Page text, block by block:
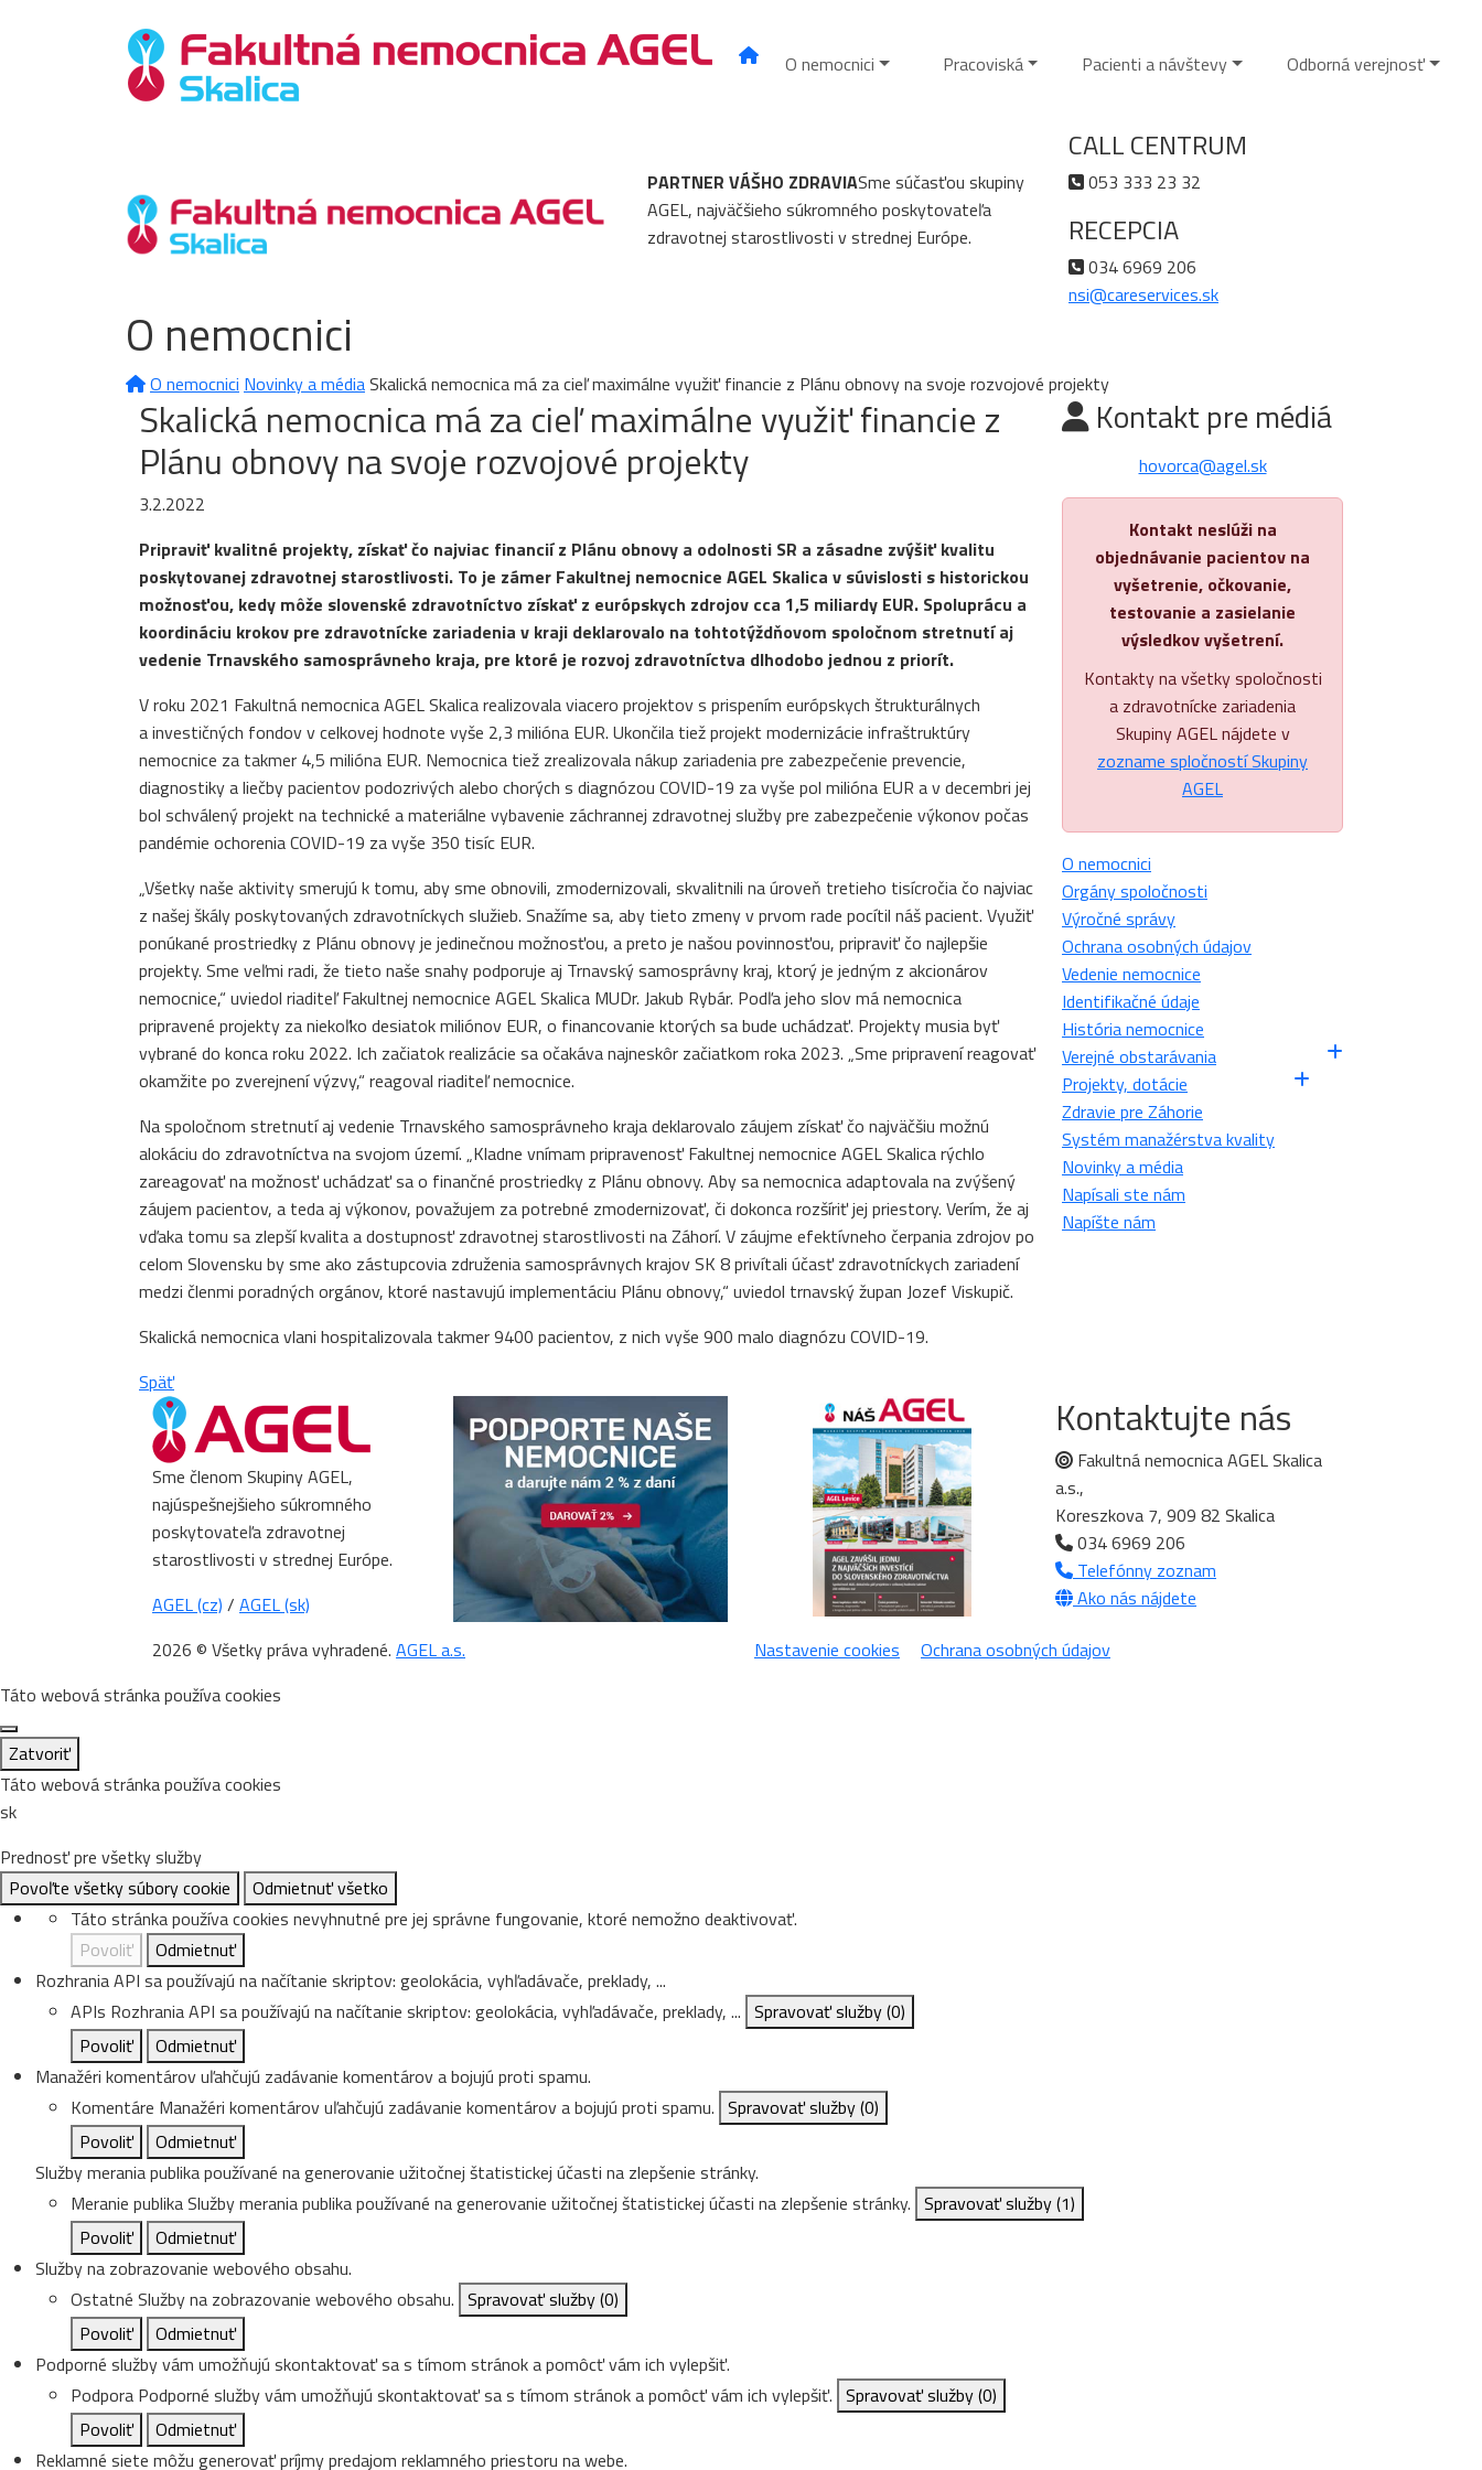
O nemocnici Pracoviská Pacienti a návštevy Odborná verejnosť
PARTNER VÁŠHO ZDRAVIASme súčasťou skupiny
AGEL, najväčšieho súkromného poskytovateľa
zdravotnej starostlivosti v strednej Európe.
CALL CENTRUM
053 333 23 32
RECEPCIA
034 6969 206
nsi@careservices.sk
O nemocnici
O nemocnici Novinky a médiaSkalická nemocnica má za cieľ maximálne využiť financie z Plánu obnovy na svoje rozvojové projekty
Skalická nemocnica má za cieľ maximálne využiť financie z
Plánu obnovy na svoje rozvojové projekty
3.2.2022
Pripraviť kvalitné projekty, získať čo najviac financií z Plánu obnovy a odolnosti SR a zásadne zvýšiť kvalitu
poskytovanej zdravotnej starostlivosti. To je zámer Fakultnej nemocnice AGEL Skalica v súvislosti s historickou
možnosťou, kedy môže slovenské zdravotníctvo získať z európskych zdrojov cca 1,5 miliardy EUR. Spoluprácu a
koordináciu krokov pre zdravotnícke zariadenia v kraji deklarovalo na tohtotýždňovom spoločnom stretnutí aj
vedenie Trnavského samosprávneho kraja, pre ktoré je rozvoj zdravotníctva dlhodobo jednou z priorít.
V roku 2021 Fakultná nemocnica AGEL Skalica realizovala viacero projektov s prispením európskych štrukturálnych
a investičných fondov v celkovej hodnote vyše 2,3 milióna EUR. Ukončila tiež projekt modernizácie infraštruktúry
nemocnice za takmer 4,5 milióna EUR. Nemocnica tiež zrealizovala nákup zariadenia pre zabezpečenie prevencie,
diagnostiky a liečby pacientov podozrivých alebo chorých s diagnózou COVID-19 za vyše pol milióna EUR a v decembri jej
bol schválený projekt na technické a materiálne vybavenie záchrannej zdravotnej služby pre zabezpečenie výkonov počas
pandémie ochorenia COVID-19 za vyše 350 tisíc EUR.
„Všetky naše aktivity smerujú k tomu, aby sme obnovili, zmodernizovali, skvalitnili na úroveň tretieho tisícročia čo najviac
z našej škály poskytovaných zdravotníckych služieb. Snažíme sa, aby tieto zmeny v prvom rade pocítil náš pacient. Využiť
ponúkané prostriedky z Plánu obnovy je jedinečnou možnosťou, a preto je našou povinnosťou, pripraviť čo najlepšie
projekty. Sme veľmi radi, že tieto naše snahy podporuje aj Trnavský samosprávny kraj, ktorý je jedným z akcionárov
nemocnice,“ uviedol riaditeľ Fakultnej nemocnice AGEL Skalica MUDr. Jakub Rybár. Podľa jeho slov má nemocnica
pripravené projekty za niekoľko desiatok miliónov EUR, o financovanie ktorých sa bude uchádzať. Projekty musia byť
vybrané do konca roku 2022. Ich začiatok realizácie sa očakáva najneskôr začiatkom roka 2023. „Sme pripravení reagovať
okamžite po zverejnení výzvy,“ reagoval riaditeľ nemocnice.
Na spoločnom stretnutí aj vedenie Trnavského samosprávneho kraja deklarovalo záujem získať čo najväčšiu možnú
alokáciu do zdravotníctva na svojom území. „Kladne vnímam pripravenosť Fakultnej nemocnice AGEL Skalica rýchlo
zareagovať na možnosť uchádzať sa o finančné prostriedky z Plánu obnovy. Aby sa nemocnica adaptovala na zvýšený
záujem pacientov, a teda aj výkonov, považujem za potrebné zmodernizovať, či dokonca rozšíriť jej priestory. Verím, že aj
vďaka tomu sa zlepší kvalita a dostupnosť zdravotnej starostlivosti na Záhorí. V záujme efektívneho čerpania zdrojov po
celom Slovensku by sme ako zástupcovia združenia samosprávnych krajov SK 8 privítali účasť zdravotníckych zariadení
medzi členmi poradných orgánov, ktoré nastavujú implementáciu Plánu obnovy,“ uviedol trnavský župan Jozef Viskupič.
Skalická nemocnica vlani hospitalizovala takmer 9400 pacientov, z nich vyše 900 malo diagnózu COVID-19.
Späť
Kontakt pre médiá
hovorca@agel.sk
Kontakt neslúži na
objednávanie pacientov na
vyšetrenie, očkovanie,
testovanie a zasielanie
výsledkov vyšetrení.
Kontakty na všetky spoločnosti
a zdravotnícke zariadenia
Skupiny AGEL nájdete v
zozname spločností Skupiny
AGEL
O nemocnici
Orgány spoločnosti
Výročné správy
Ochrana osobných údajov
Vedenie nemocnice
Identifikačné údaje
História nemocnice
Verejné obstarávania
Projekty, dotácie
Zdravie pre Záhorie
Systém manažérstva kvality
Novinky a média
Napísali ste nám
Napíšte nám
Sme členom Skupiny AGEL,
najúspešnejšieho súkromného
poskytovateľa zdravotnej
starostlivosti v strednej Európe.
AGEL (cz) / AGEL (sk)
Kontaktujte nás
Fakultná nemocnica AGEL Skalica
a.s.,
Koreszkova 7, 909 82 Skalica
034 6969 206
Telefónny zoznam
Ako nás nájdete
2026 © Všetky práva vyhradené. AGEL a.s. Nastavenie cookies
Ochrana osobných údajov
Táto webová stránka používa cookies
Zatvoriť
Táto webová stránka používa cookies
sk
Prednosť pre všetky služby
Povoľte všetky súbory cookie
Odmietnuť všetko
Táto stránka používa cookies nevyhnutné pre jej správne fungovanie, ktoré nemožno deaktivovať.
Povoliť
Odmietnuť
Rozhrania API sa používajú na načítanie skriptov: geolokácia, vyhľadávače, preklady, ...
APIs Rozhrania API sa používajú na načítanie skriptov: geolokácia, vyhľadávače, preklady, ... Spravovať služby(0)
Povoliť
Odmietnuť
Manažéri komentárov uľahčujú zadávanie komentárov a bojujú proti spamu.
Komentáre Manažéri komentárov uľahčujú zadávanie komentárov a bojujú proti spamu. Spravovať služby(0)
Povoliť
Odmietnuť
Služby merania publika používané na generovanie užitočnej štatistickej účasti na zlepšenie stránky.
Meranie publikaSlužby merania publika používané na generovanie užitočnej štatistickej účasti na zlepšenie stránky. Spravovať služby(1)
Povoliť
Odmietnuť
Služby na zobrazovanie webového obsahu.
Ostatné Služby na zobrazovanie webového obsahu. Spravovať služby(0)
Povoliť
Odmietnuť
Podporné služby vám umožňujú skontaktovať sa s tímom stránok a pomôcť vám ich vylepšiť.
Podpora Podporné služby vám umožňujú skontaktovať sa s tímom stránok a pomôcť vám ich vylepšiť. Spravovať služby(0)
Povoliť
Odmietnuť
Reklamné siete môžu generovať príjmy predajom reklamného priestoru na webe.